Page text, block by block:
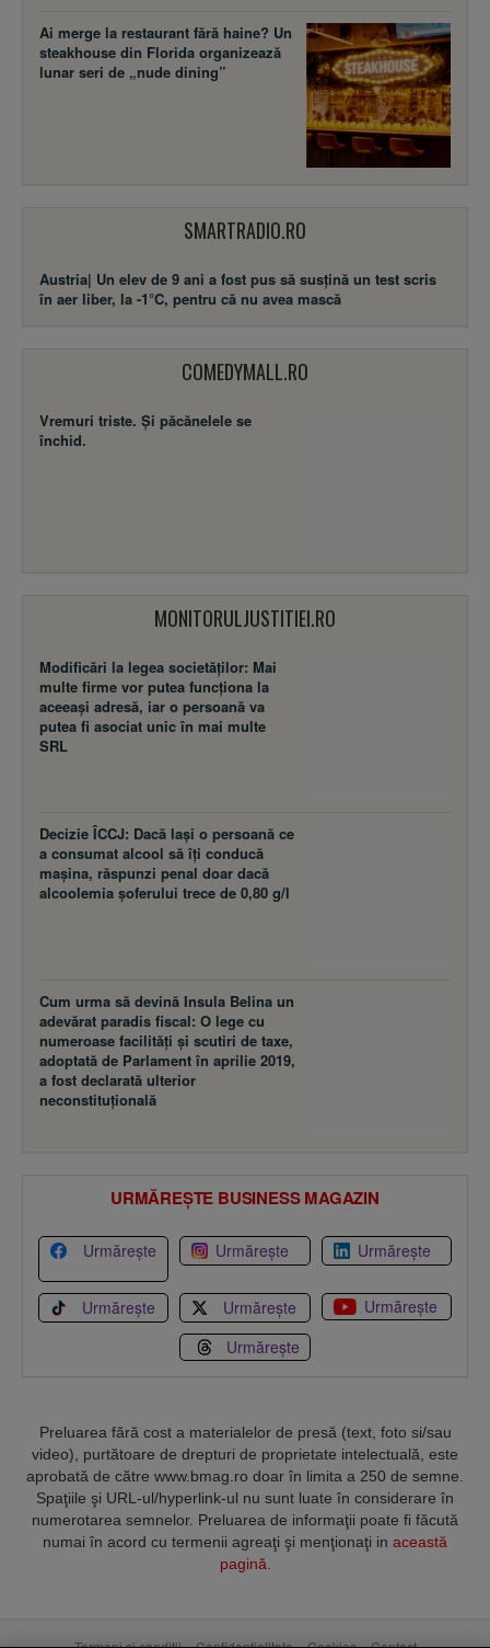
Ai merge la restaurant fără haine? Un
steakhouse din Florida organizează
lunar seri de „nude dining”
SMARTRADIO.RO
Austria| Un elev de 9 ani a fost pus să susţină un test scris
în aer liber, la -1°C, pentru că nu avea mască
COMEDYMALL.RO
Vremuri triste. Şi păcănelele se
închid.
MONITORULJUSTITIEI.RO
Modificări la legea societăţilor: Mai
multe firme vor putea funcţiona la
aceeaşi adresă, iar o persoană va
putea fi asociat unic în mai multe
SRL
Decizie ÎCCJ: Dacă laşi o persoană ce
a consumat alcool să îţi conducă
maşina, răspunzi penal doar dacă
alcoolemia şoferului trece de 0,80 g/l
Cum urma să devină Insula Belina un
adevărat paradis fiscal: O lege cu
numeroase facilităţi şi scutiri de taxe,
adoptată de Parlament în aprilie 2019,
a fost declarată ulterior
neconstituţională
URMĂREȘTE BUSINESS MAGAZIN
Urmărește Urmărește Urmărește
Urmărește Urmărește
Urmărește
Urmărește
Preluarea fără cost a materialelor de presă (text, foto si/sau
video), purtătoare de drepturi de proprietate intelectuală, este
aprobată de către www.bmag.ro doar în limita a 250 de semne.
Spaţiile şi URL-ul/hyperlink-ul nu sunt luate în considerare în
numerotarea semnelor. Preluarea de informaţii poate fi făcută
numai în acord cu termenii agreaţi şi menţionaţi in această
pagină.